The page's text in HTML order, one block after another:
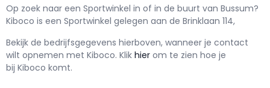
Op zoek naar een Sportwinkel in of in de buurt van Bussum?
Kiboco is een Sportwinkel gelegen aan de Brinklaan 114,
Bekijk de bedrijfsgegevens hierboven, wanneer je contact
wilt opnemen met Kiboco. Klik hier om te zien hoe je
bij Kiboco komt.